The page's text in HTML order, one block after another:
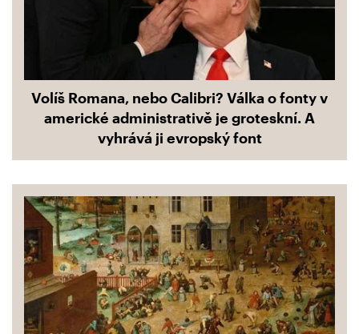
Volíš Romana, nebo Calibri? Válka o fonty v
americké administrativě je groteskní. A
vyhrává ji evropský font